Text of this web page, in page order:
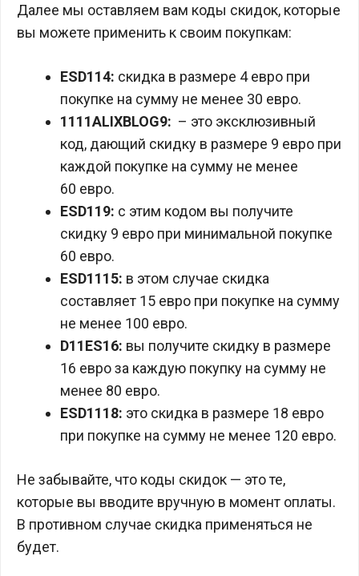
Далее мы оставляем вам коды скидок, которые
вы можете применить к своим покупкам:
ESD114: скидка в размере 4 евро при
покупке на сумму не менее 30 евро.
1111ALIXBLOG9: – это эксклюзивный
код, дающий скидку в размере 9 евро при
каждой покупке на сумму не менее
60 евро.
ESD119: с этим кодом вы получите
скидку 9 евро при минимальной покупке
60 евро.
ESD1115: в этом случае скидка
составляет 15 евро при покупке на сумму
не менее 100 евро.
D11ES16: вы получите скидку в размере
16 евро за каждую покупку на сумму не
менее 80 евро.
ESD1118: это скидка в размере 18 евро
при покупке на сумму не менее 120 евро.
Не забывайте, что коды скидок — это те,
которые вы вводите вручную в момент оплаты.
В противном случае скидка применяться не
будет.